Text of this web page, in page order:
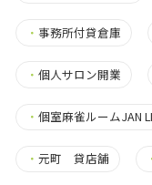
・ 事務所付貸倉庫
・ 個人サロン開業
・ 個室麻雀ルームJAN
・ 元町 貸店舗